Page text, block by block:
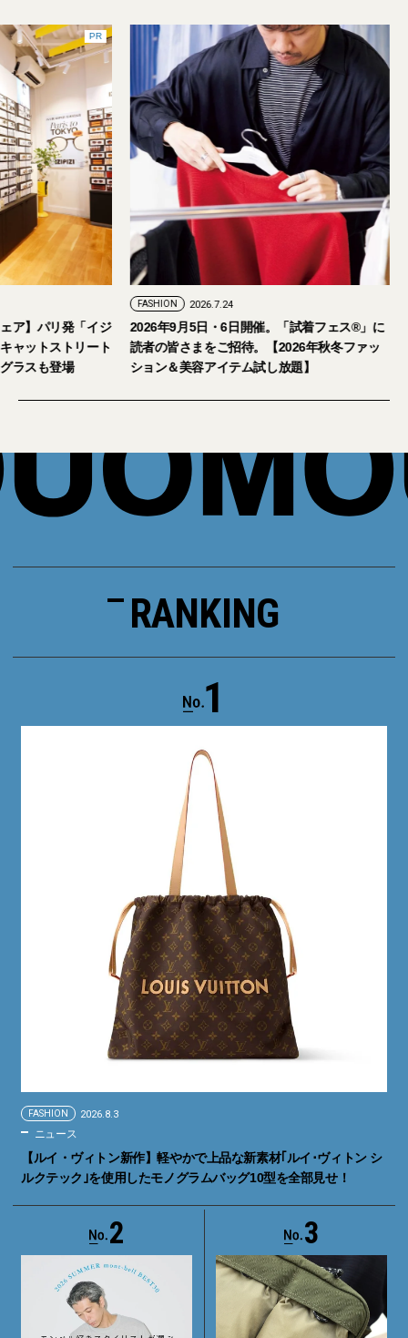
PR
ア】パリ発「イジ
ャットストリート
ラスも登場
FASHION 2026.7.24
2026年9月5日・6日開催。「試着フェス®︎」に
読者の皆さまをご招待。【2026年秋冬ファッ
ション＆美容アイテム試し放題】
RANKING
1
FASHION 2026.8.3
ニュース
【ルイ・ヴィトン新作】軽やかで上品な新素材｢ルイ･ヴィトン シ
ルクテック｣を使用したモノグラムバッグ10型を全部見せ！
2 3